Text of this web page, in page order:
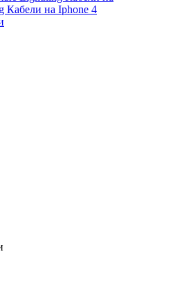
Кабели на Iphone 4